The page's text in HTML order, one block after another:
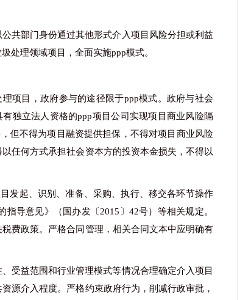
共部门身份通过其他形式介入项目风险分担或利益
处理领域项目，全面实施ppp模式。
项目，政府参与的途径限于ppp模式。政府与社会
独立法人资格的ppp项目公司实现项目商业风险隔
但不得为项目融资提供担保，不得对项目商业风险
任何方式承担社会资本方的投资本金损失，不得以
发起、识别、准备、采购、执行、移交各环节操作
导意见》（国办发〔2015〕42号）等相关规定。
费政策。严格合同管理，相关合同文本中应明确有
受益范围和行业管理模式等情况合理确定介入项目
源介入程度。严格约束政府行为，削减行政审批，